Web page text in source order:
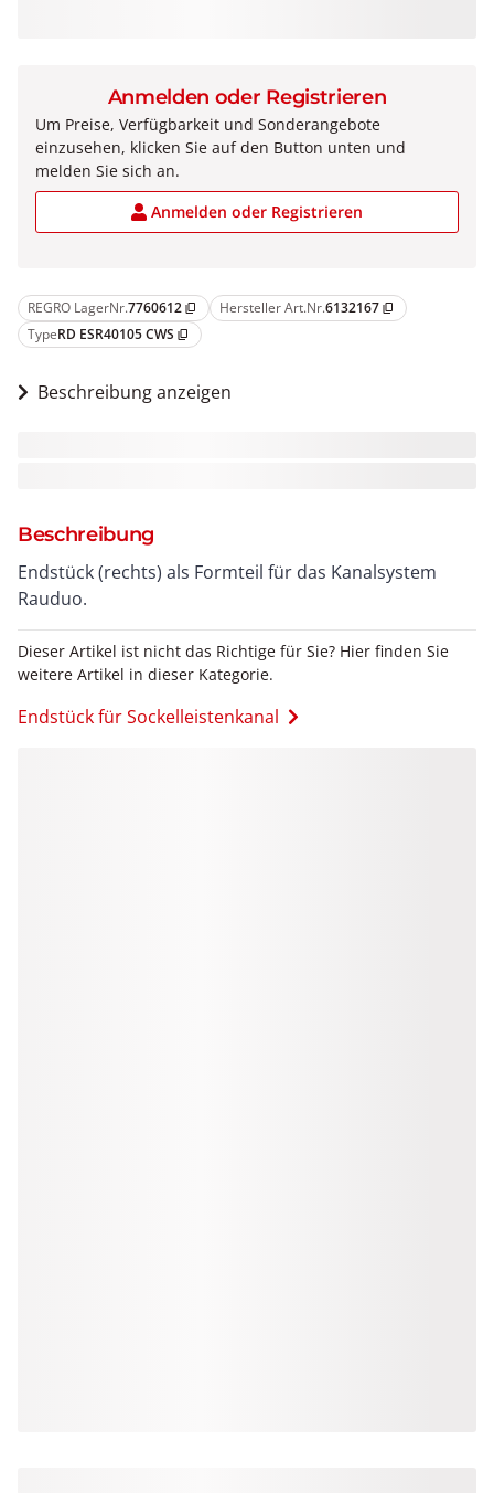
REGRO LagerNr.7760612 content_copy Hersteller Art.Nr.6132167 content_copy
TypeRD ESR40105 CWS content_copy
Beschreibung anzeigen
Beschreibung
Endstück (rechts) als Formteil für das Kanalsystem
Rauduo.
Dieser Artikel ist nicht das Richtige für Sie? Hier finden Sie
weitere Artikel in dieser Kategorie.
Endstück für Sockelleistenkanal
Anmelden oder Registrieren
Um Preise, Verfügbarkeit und Sonderangebote
einzusehen, klicken Sie auf den Button unten und
melden Sie sich an.
Anmelden oder Registrieren